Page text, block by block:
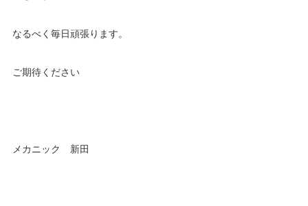
なるべく毎日頑張ります。
ご期待ください
メカニック 新田